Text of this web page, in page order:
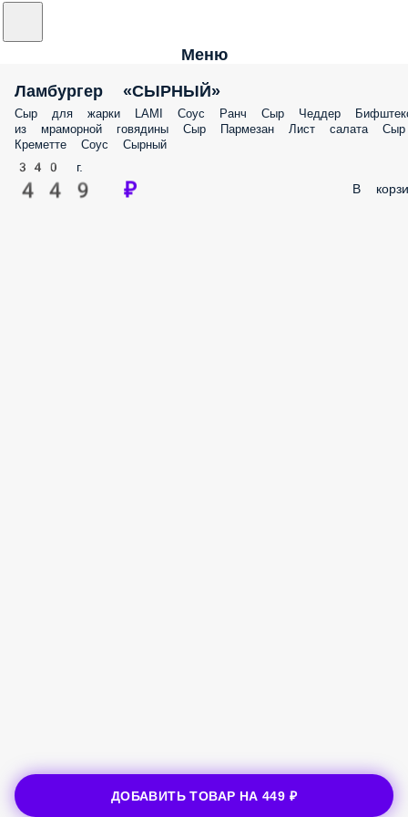
Меню
Ламбургер «СЫРНЫЙ»
Сыр для жарки LAMI Соус Ранч Сыр Чеддер
из мраморной говядины Сыр Пармезан Лист салата Сыр
Креметте Соус Сырный
340 г.
449 ₽ В
ДОБАВИТЬ ТОВАР НА449 ₽